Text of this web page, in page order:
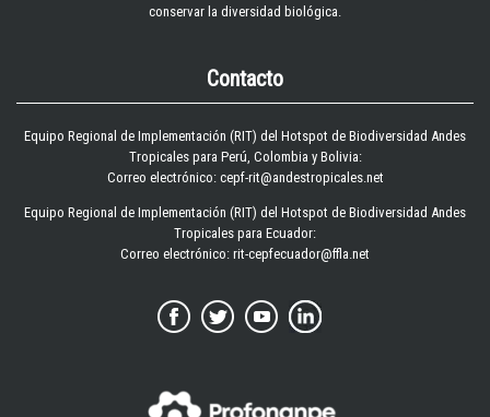
conservar la diversidad biológica.
Contacto
Equipo Regional de Implementación (RIT) del Hotspot de Biodiversidad Andes
Tropicales para Perú, Colombia y Bolivia:
Correo electrónico: cepf-rit@andestropicales.net
Equipo Regional de Implementación (RIT) del Hotspot de Biodiversidad Andes
Tropicales para Ecuador:
Correo electrónico: rit-cepfecuador@ffla.net